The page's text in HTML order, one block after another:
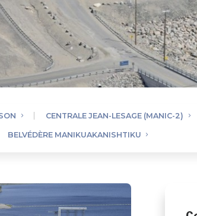
CENTRALE JEAN-LESAGE (MANIC-2)
BELVÉDÈRE MANIKUAKANISHTIKU